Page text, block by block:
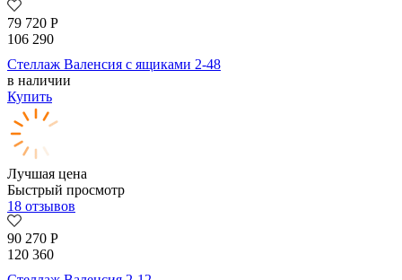
79 720 Р
106 290
Стеллаж Валенсия с ящиками 2-48
в наличии
Купить
Лучшая цена
Быстрый просмотр
18 отзывов
90 270 Р
120 360